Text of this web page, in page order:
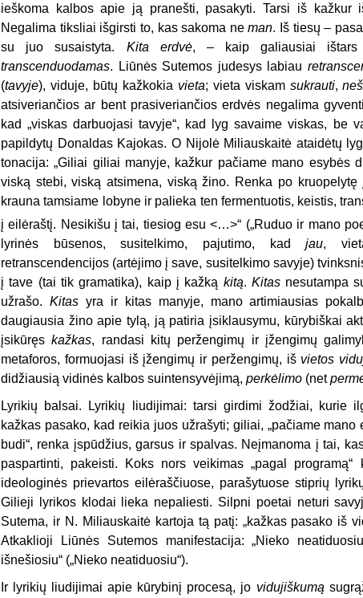
ieškoma kalbos apie ją pranešti, pasakyti. Tarsi iš kažkur
Negalima tiksliai išgirsti to, kas sakoma neman. Iš tiesų –
su juo susaistyta. Kita erdvė, – kaip galiausiai ištars
transcenduodamas. Liūnės Sutemos judesys labiau
(tavyje), viduje, būtų kažkokia vieta; vieta viskam sukrauti,
atsiveriančios ar bent prasiveriančios erdvės negalima
kad „viskas darbuojasi tavyje“, kad lyg savaime viskas, be
papildytų Donaldas Kajokas. O Nijolė Miliauskaitė ataidėtų
tonacija: „Giliai giliai manyje, kažkur pačiame mano esybės
viską stebi, viską atsimena, viską žino. Renka po
krauna tamsiame lobyne ir palieka ten fermentuotis, keistis,
į eilėraštį. Nesikišu į tai, tiesiog esu <…>“ („Ruduo ir mano
lyrinės būsenos, susitelkimo, pajutimo, kadjau,
retranscendencijos (artėjimo į save, susitelkimo savyje)
į tave (tai tik gramatika), kaip į kažką kitą. Kitas nesutampa
užrašo. Kitas yra ir kitas manyje, mano artimiausias
daugiausia žino apie tylą, ją patiria įsiklausymu, kūrybiškai
įsikūręskažkas, randasi kitų peržengimų ir įžengimų
metaforos, formuojasi iš įžengimų ir peržengimų, iš vietos
didžiausią vidinės kalbos suintensyvėjimą, perkėlimo (net
Lyrikių balsai. Lyrikių liudijimai: tarsi girdimi žodžiai, kurie
kažkas pasako, kad reikia juos užrašyti; giliai, „pačiame
budi“, renka įspūdžius, garsus ir spalvas. Neįmanoma į tai,
paspartinti, pakeisti. Koks nors veikimas „pagal
ideologinės prievartos eilėraščiuose, parašytuose stiprių
Gilieji lyrikos klodai lieka nepaliesti. Silpni poetai neturi
Sutema, ir N. Miliauskaitė kartoja tą patį: „kažkas pasako iš
Atkaklioji Liūnės Sutemos manifestacija: „Nieko
išnešiosiu“ („Nieko neatiduosiu“).
Ir lyrikių liudijimai apie kūrybinį procesą, jo vidujiškumą